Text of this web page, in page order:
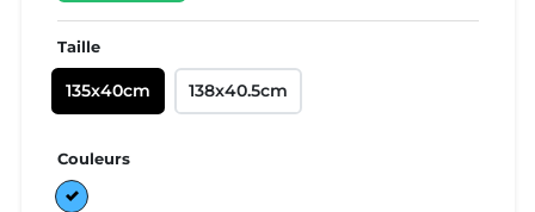
Taille
135x40cm 138x40.5cm
Couleurs
bleu clair